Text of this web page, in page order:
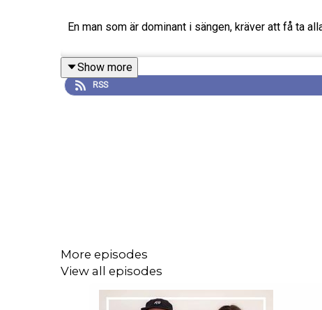
En man som är dominant i sängen, kräver att få ta
Show more
RSS
More episodes
View all episodes